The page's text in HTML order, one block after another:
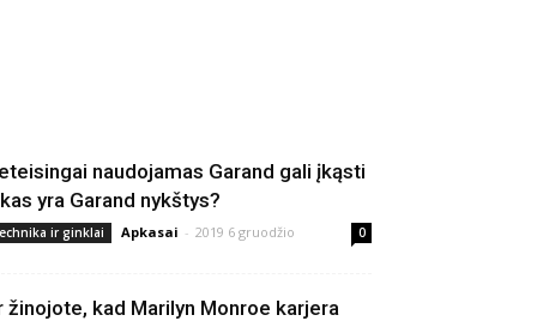
naudojamas Garand gali įkąsti
yra Garand nykštys?
ir ginklai Apkasai - 2019 6 gruodžio 0
žinojote, kad Marilyn Monroe karjera